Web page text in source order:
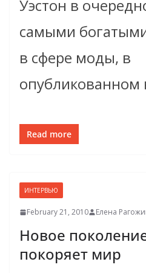
Уэстон в
самыми
в сфере моды, в
опубликованном
Read more
ИНТЕРВЬЮ
February 21, 2010 Елена
Новое
покоряет мир